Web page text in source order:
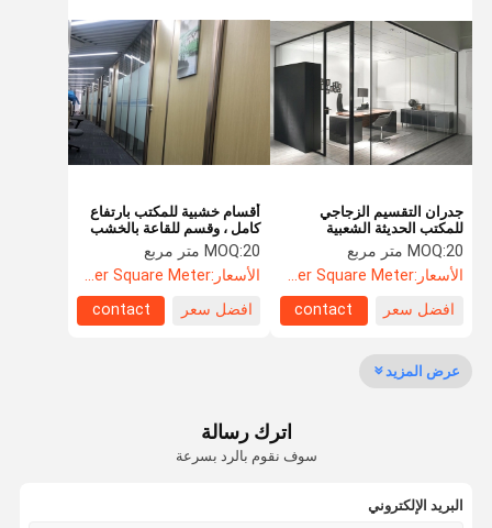
مراقبة الجودة اتصل بنا القضايا
باب مضاد للصوت
جدران التقسيم الزجاجي
للمكتب الحديثة الشعبية
MOQ:20 متر مربع
الأسعار:US$52.60 Per Square Meter
افضل سعر
contact
أقسام خشبية للمكتب بارتفاع
كامل ، وقسم للقاعة بالخشب
والزجاج
MOQ:20 متر مربع
الأسعار:US$52.60 Per Square Meter
افضل سعر
contact
عرض المزيد
اترك رسالة
سوف نقوم بالرد بسرعة
البريد الإلكتروني